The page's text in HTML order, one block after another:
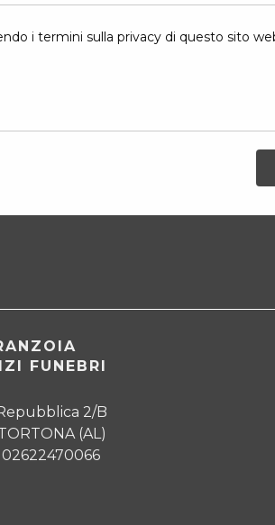
i termini sulla privacy di questo sito
FUNEBRI
2/B
(AL)
02622470066